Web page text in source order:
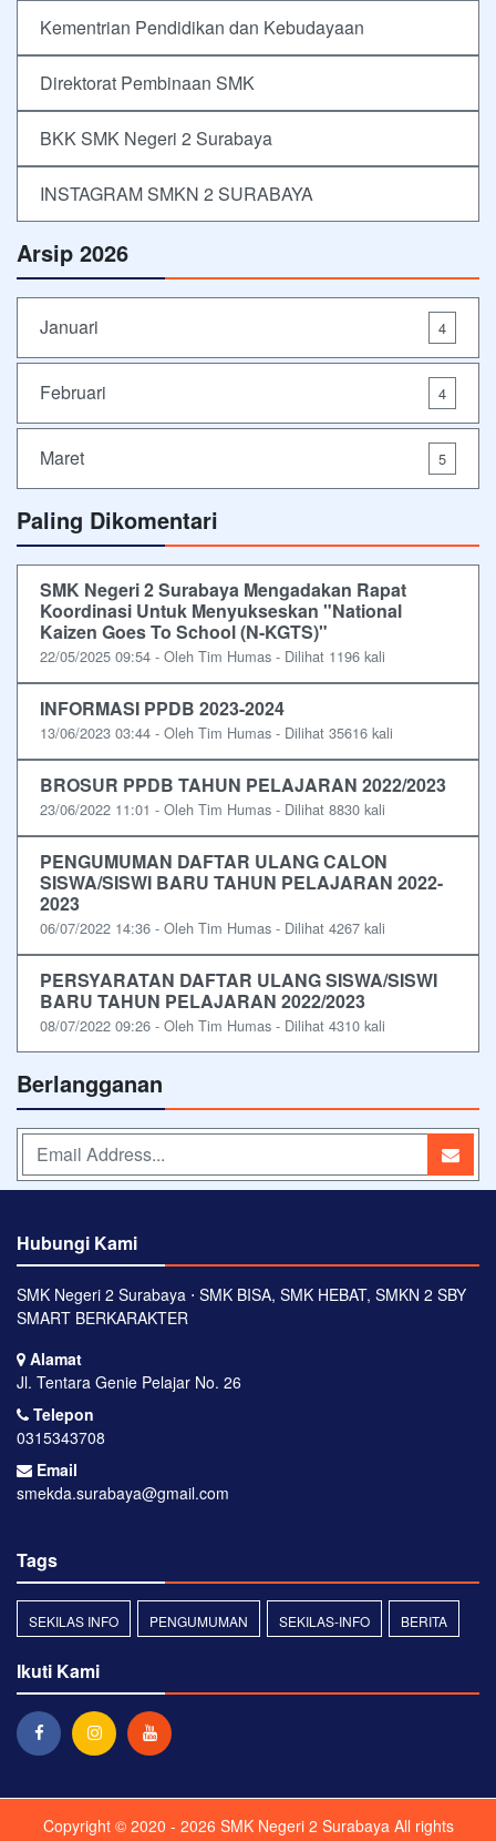
Kementrian Pendidikan dan Kebudayaan
Direktorat Pembinaan SMK
BKK SMK Negeri 2 Surabaya
INSTAGRAM SMKN 2 SURABAYA
Arsip 2026
Januari 4
Februari 4
Maret 5
Paling Dikomentari
SMK Negeri 2 Surabaya Mengadakan Rapat
Koordinasi Untuk Menyukseskan "National
Kaizen Goes To School (N-KGTS)"
22/05/2025 09:54 - Oleh Tim Humas - Dilihat 1196 kali
INFORMASI PPDB 2023-2024
13/06/2023 03:44 - Oleh Tim Humas - Dilihat 35616 kali
BROSUR PPDB TAHUN PELAJARAN 2022/2023
23/06/2022 11:01 - Oleh Tim Humas - Dilihat 8830 kali
PENGUMUMAN DAFTAR ULANG CALON
SISWA/SISWI BARU TAHUN PELAJARAN 2022-
2023
06/07/2022 14:36 - Oleh Tim Humas - Dilihat 4267 kali
PERSYARATAN DAFTAR ULANG SISWA/SISWI
BARU TAHUN PELAJARAN 2022/2023
08/07/2022 09:26 - Oleh Tim Humas - Dilihat 4310 kali
Berlangganan
Hubungi Kami
SMK Negeri 2 Surabaya ⋅ SMK BISA, SMK HEBAT, SMKN 2 SBY
SMART BERKARAKTER
Alamat
Jl. Tentara Genie Pelajar No. 26
Telepon
0315343708
Email
smekda.surabaya@gmail.com
Tags
SEKILAS INFO PENGUMUMAN SEKILAS-INFO BERITA
Ikuti Kami
Copyright © 2020 - 2026 SMK Negeri 2 Surabaya All rights